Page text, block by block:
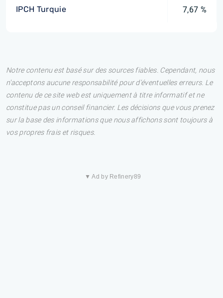
IPCH Turquie 7,67 %
Notre contenu est basé sur des sources fiables. Cependant, nous
n'acceptons aucune responsabilité pour d'éventuelles erreurs. Le
contenu de ce site web est uniquement à titre informatif et ne
constitue pas un conseil financier. Les décisions que vous prenez
sur la base des informations que nous affichons sont toujours à
vos propres frais et risques.
▼ Ad by Refinery89